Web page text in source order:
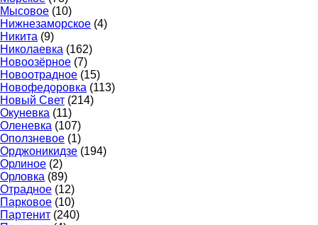
Мысовое (10)
Нижнезаморское (4)
Никита (9)
Николаевка (162)
Новоозёрное (7)
Новоотрадное (15)
Новофедоровка (113)
Новый Свет (214)
Окуневка (11)
Оленевка (107)
Оползневое (1)
Орджоникидзе (194)
Орлиное (2)
Орловка (89)
Отрадное (12)
Парковое (10)
Партенит (240)